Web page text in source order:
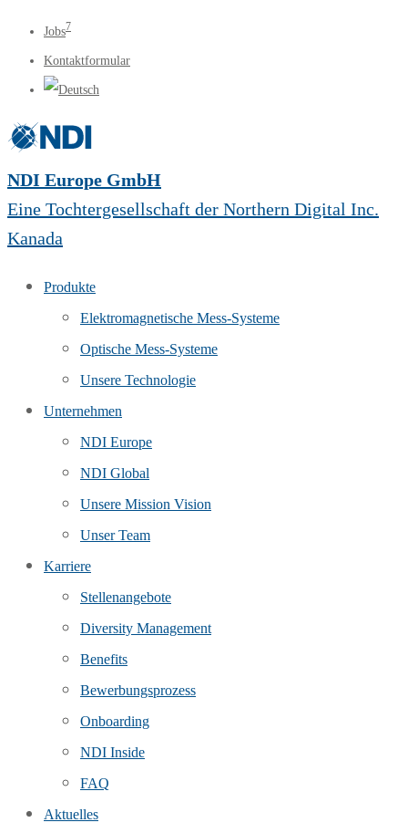
Jobs7
Kontaktformular
NDI Europe GmbH
Eine Tochtergesellschaft der Northern Digital Inc.
Kanada
Produkte
Elektromagnetische Mess-Systeme
Optische Mess-Systeme
Unsere Technologie
Unternehmen
NDI Europe
NDI Global
Unsere Mission Vision
Unser Team
Karriere
Stellenangebote
Diversity Management
Benefits
Bewerbungsprozess
Onboarding
NDI Inside
FAQ
Aktuelles